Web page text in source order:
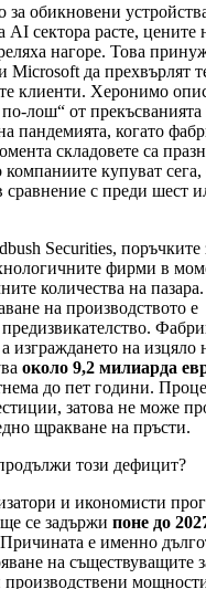
за обикновени
AI сектора расте, цените
нагоре. Това
Microsoft да прехвърлят
клиенти. Херонимо
лош“ от прекъсванията
пандемията, когато
складовете са
купуват
с преди шест
Securities, поръчките
фирми в
количества на
на производството е
изграждането на изцяло
около 9,2 милиарда
до пет години.
затова не може
щракване на пръсти.
този дефицит?
и икономисти
се задържи поне до
е именно
на съществуващите
производствени